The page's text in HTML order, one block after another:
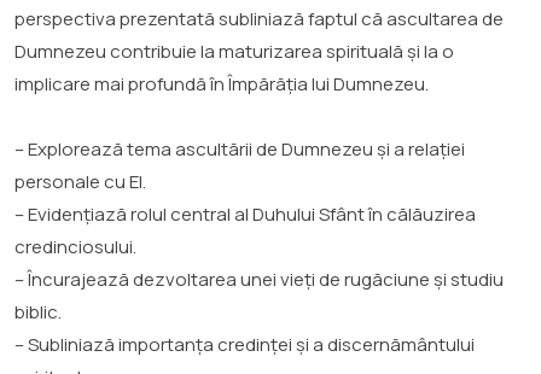
perspectiva prezentată subliniază faptul că ascultarea de
Dumnezeu contribuie la maturizarea spirituală și la o
implicare mai profundă în Împărăția lui Dumnezeu.
– Explorează tema ascultării de Dumnezeu și a relației
personale cu El.
– Evidențiază rolul central al Duhului Sfânt în călăuzirea
credinciosului.
– Încurajează dezvoltarea unei vieți de rugăciune și studiu
biblic.
– Subliniază importanța credinței și a discernământului